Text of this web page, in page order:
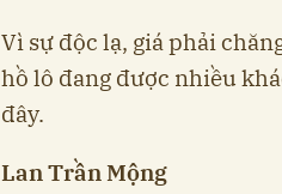
Vì sự độc lạ, giá phải
hồ lô đang được nhiều
đây.
Lan Trần Mộng